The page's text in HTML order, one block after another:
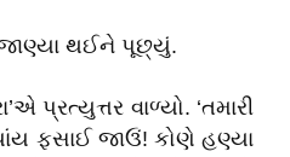
થઈને પૂછ્યું.
પ્રત્યુત્તર વાળ્યો. ‘તમારી
ફસાઈ જાઉં! કોણે હણ્યા